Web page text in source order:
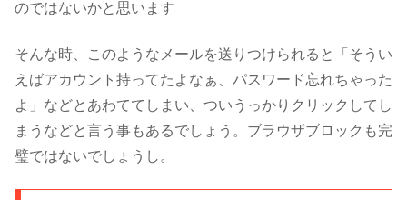
のではないかと思います
そんな時、このようなメールを送りつけられると「そうい
えばアカウント持ってたよなぁ、パスワード忘れちゃった
よ」などとあわててしまい、ついうっかりクリックしてし
まうなどと言う事もあるでしょう。ブラウザブロックも完
璧ではないでしょうし。